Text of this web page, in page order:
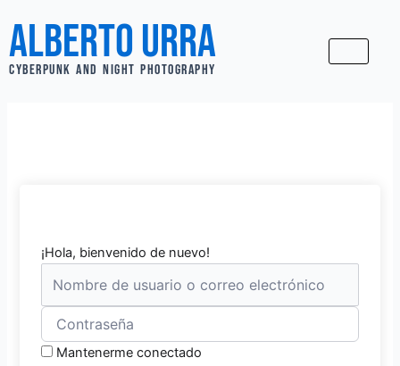
contenido
Alberto Urra
CYBERPUNK AND NIGHT PHOTOGRAPHY
¡Hola, bienvenido de nuevo!
Mantenerme conectado